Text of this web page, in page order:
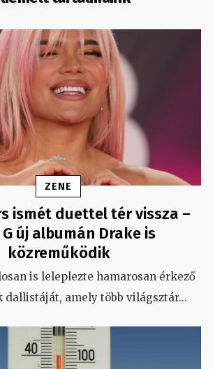
ZENE
ismét duettel tér vissza –
új albumán Drake is
közreműködik
is leleplezte hamarosan érkező
dallistáját, amely több világsztár...